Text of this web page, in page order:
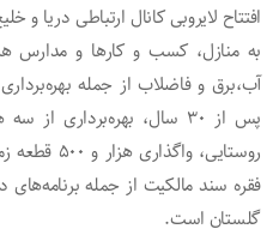
افتتاح لایروبی کانال ارتباطی دریا و
به منازل، کسب و کارها و مدارس
آب،برق و فاضلاب از جمله
روستایی،
فقره سند مالکیت از جمله
گلستان است.